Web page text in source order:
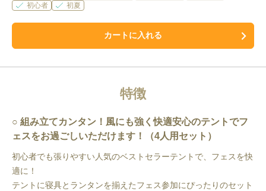
初心者
初夏
カートに入れる
特徴
組み立てカンタン！風にも強く快適安心のテントでフ
ェスをお過ごしいただけます！（4人用セット）
初心者でも張りやすい人気のベストセラーテントで、フェスを快
適に！
テントに寝具とランタンを揃えたフェス参加にぴったりのセット